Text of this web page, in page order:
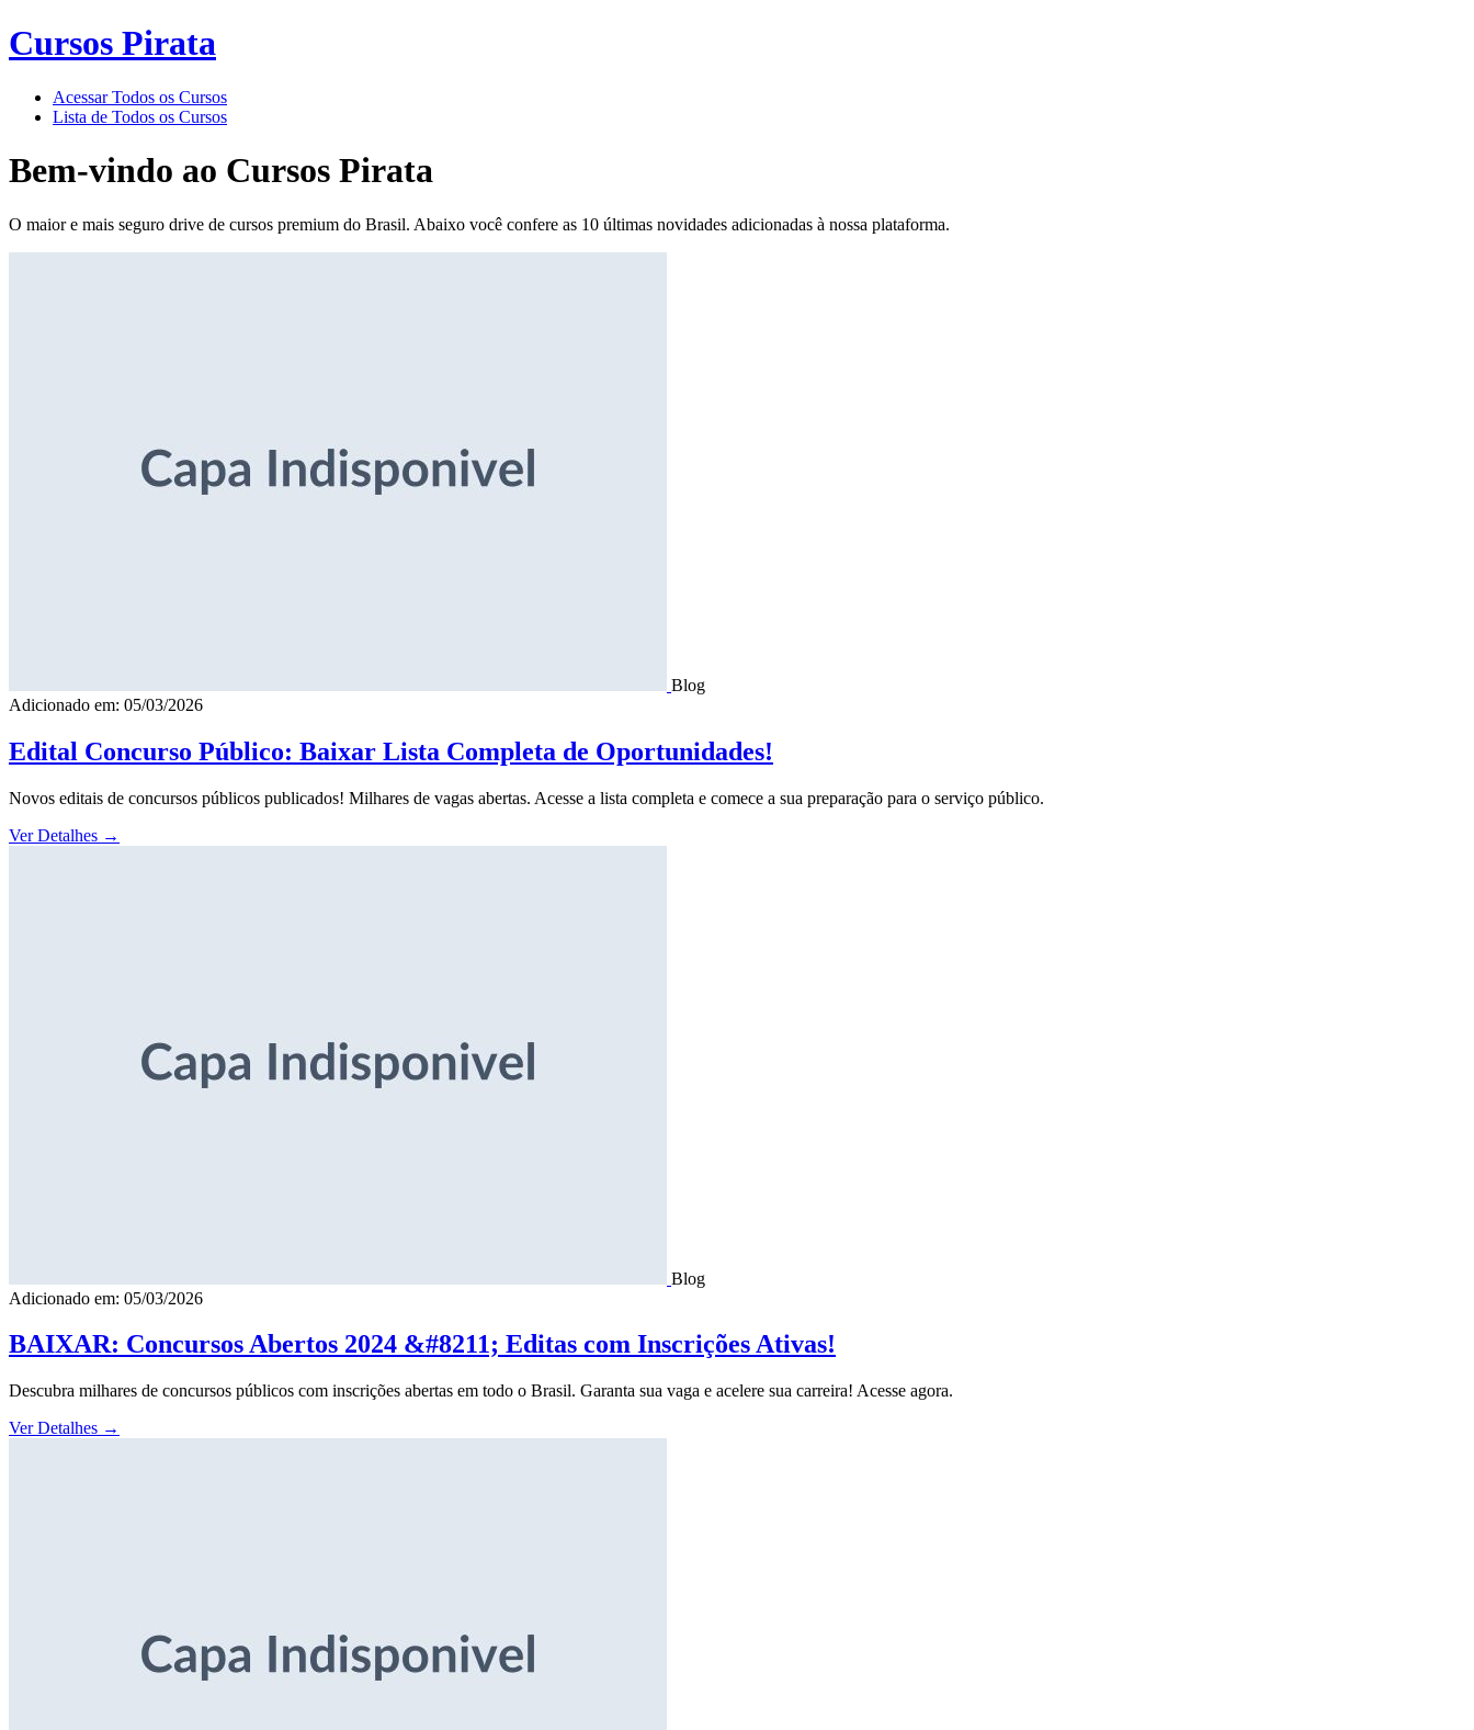
Cursos Pirata
Acessar Todos os Cursos
Lista de Todos os Cursos
Bem-vindo ao Cursos Pirata
O maior e mais seguro drive de cursos premium do Brasil. Abaixo você confere as 10 últimas novidades adicionadas à nossa plataforma.
Blog
Adicionado em: 05/03/2026
Edital Concurso Público: Baixar Lista Completa de Oportunidades!
Novos editais de concursos públicos publicados! Milhares de vagas abertas. Acesse a lista completa e comece a sua preparação para o serviço público.
Ver Detalhes →
Blog
Adicionado em: 05/03/2026
BAIXAR: Concursos Abertos 2024 &#8211; Editas com Inscrições Ativas!
Descubra milhares de concursos públicos com inscrições abertas em todo o Brasil. Garanta sua vaga e acelere sua carreira! Acesse agora.
Ver Detalhes →